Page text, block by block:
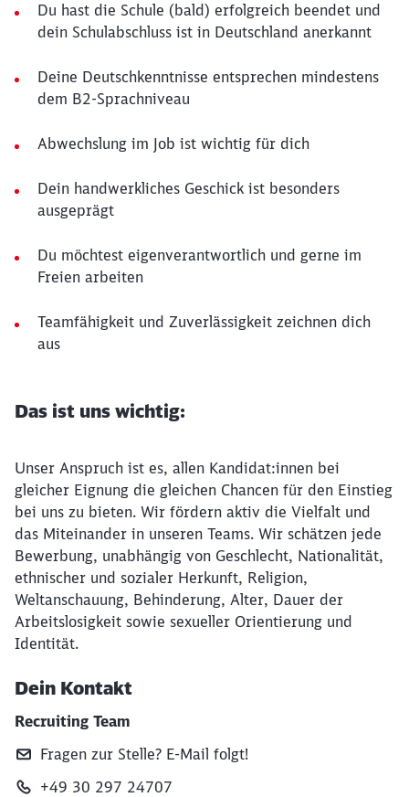
Du hast die Schule (bald) erfolgreich beendet und
dein Schulabschluss ist in Deutschland anerkannt
Deine Deutschkenntnisse entsprechen mindestens
dem B2-Sprachniveau
Abwechslung im Job ist wichtig für dich
Dein handwerkliches Geschick ist besonders
ausgeprägt
Du möchtest eigenverantwortlich und gerne im
Freien arbeiten
Teamfähigkeit und Zuverlässigkeit zeichnen dich
aus
Das ist uns wichtig:
Unser Anspruch ist es, allen Kandidat:innen bei
gleicher Eignung die gleichen Chancen für den Einstieg
bei uns zu bieten. Wir fördern aktiv die Vielfalt und
das Miteinander in unseren Teams. Wir schätzen jede
Bewerbung, unabhängig von Geschlecht, Nationalität,
ethnischer und sozialer Herkunft, Religion,
Weltanschauung, Behinderung, Alter, Dauer der
Arbeitslosigkeit sowie sexueller Orientierung und
Identität.
Dein Kontakt
Recruiting Team
Fragen zur Stelle? E‑Mail folgt!
+49 30 297 24707